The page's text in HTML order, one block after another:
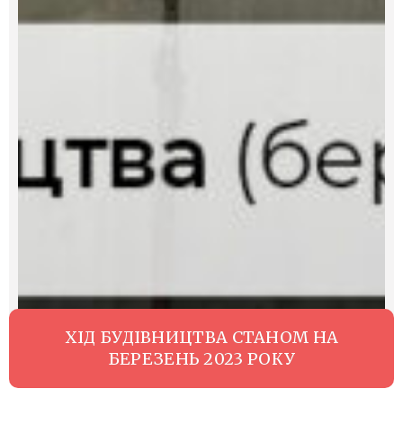
ХІД БУДІВНИЦТВА СТАНОМ НА
БЕРЕЗЕНЬ 2023 РОКУ